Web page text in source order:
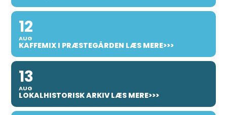
12
AUG
KAFFEMIX I PRÆSTEGÅRDEN LÆS MERE>>>
13
AUG
LOKALHISTORISK ARKIV LÆS MERE>>>